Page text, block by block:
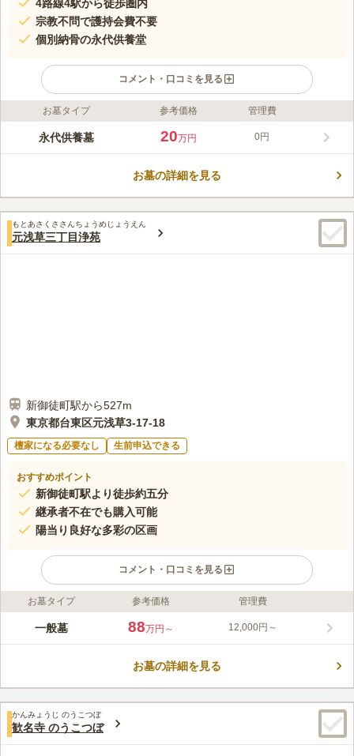
4路線4駅から徒歩圏内
宗教不問で護持会費不要
個別納骨の永代供養堂
コメント・口コミを見る
ライフドット編集部のコメント
蔵前陵苑 永代供養墓 無尽燈廟は、東京都台東区にある寺院墓地
の参加強制などもありません。永代供養墓「無盡燈廟」は、3タ
後に散策してみてはいかがでしょうか。
口コミ評価
この霊園はまだ誰からも評価されていません。
お墓タイプ 参考価格 管理費
永代供養墓 20万円 0円
お墓の詳細を見る
もとあさくささんちょうめじょうえん
元浅草三丁目浄苑
新御徒町駅から527m
東京都台東区元浅草3-17-18
檀家になる必要なし 生前申込できる
おすすめポイント
新御徒町駅より徒歩約五分
継承者不在でも購入可能
陽当り良好な多彩の区画
コメント・口コミを見る
ライフドット編集部のコメント
新御徒町駅から徒歩約5分、稲荷町駅から徒歩約7分と好アクセス
いない方でも安心してお求めいただけます。境内には駐車場を完
に応える安心の環境です。
口コミ評価
この霊園はまだ誰からも評価されていません。
お墓タイプ 参考価格 管理費
一般墓 88万円～ 12,000円～
お墓の詳細を見る
かんみょうじ のうこつぼ
歓名寺 のうこつぼ